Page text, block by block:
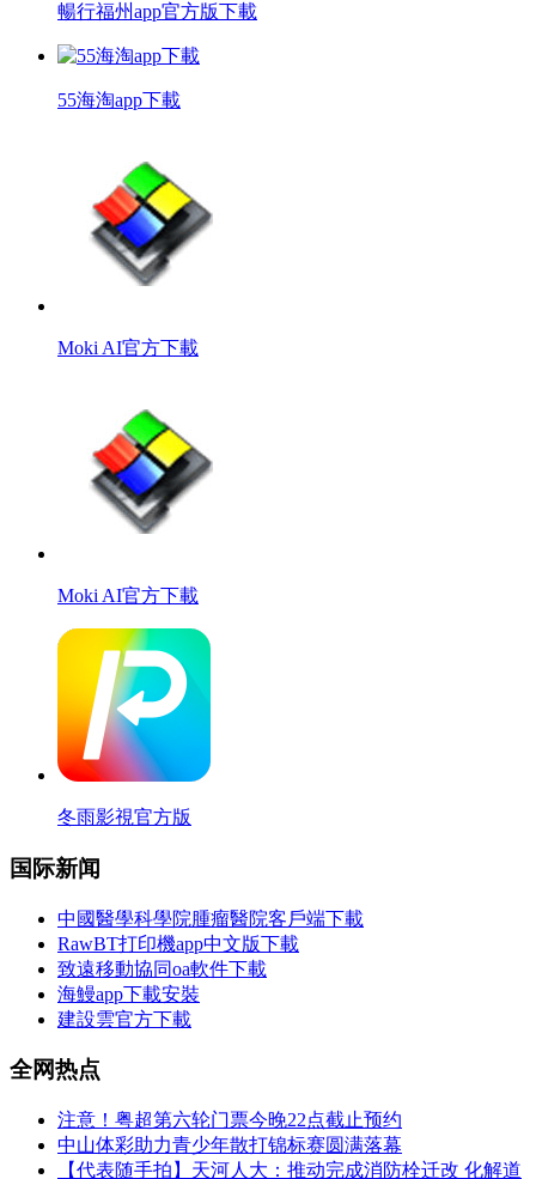
暢行福州app官方版下載
55海淘app下載
Moki AI官方下載
Moki AI官方下載
冬雨影視官方版
国际新闻
中國醫學科學院腫瘤醫院客戶端下載
RawBT打印機app中文版下載
致遠移動協同oa軟件下載
海鰻app下載安裝
建設雲官方下載
全网热点
注意！粤超第六轮门票今晚22点截止预约
中山体彩助力青少年散打锦标赛圆满落幕
【代表随手拍】天河人大：推动完成消防栓迁改 化解道